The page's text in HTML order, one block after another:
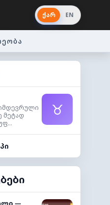
ქარ EN
მეტად
♉
—